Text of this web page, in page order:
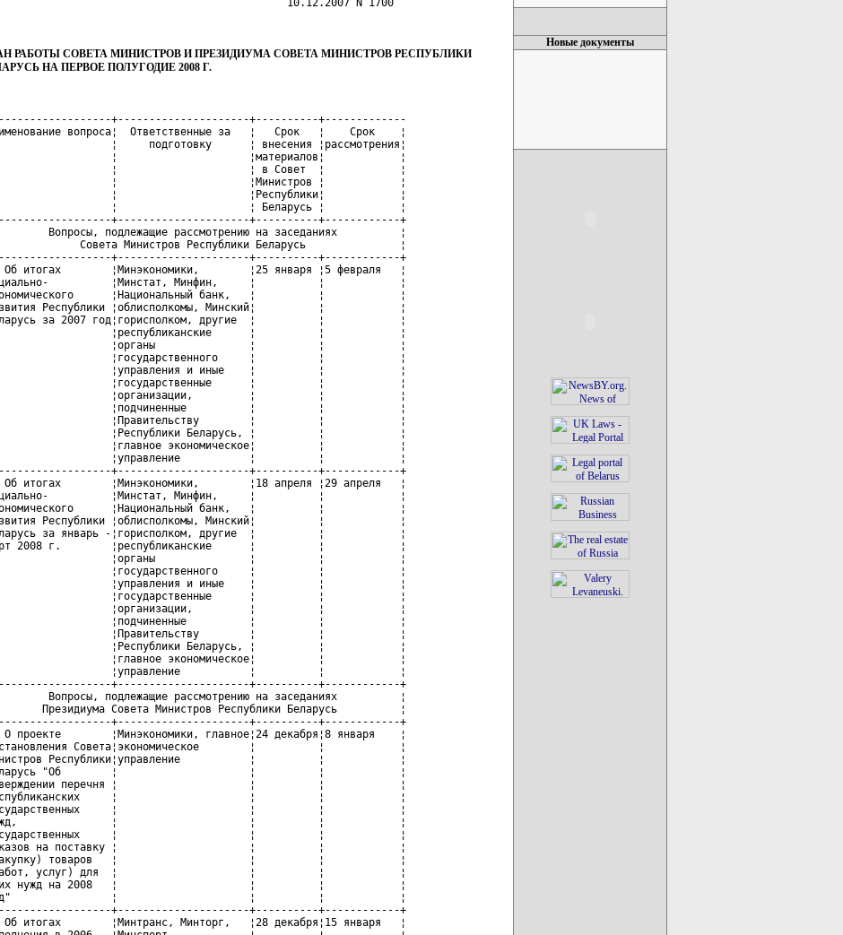
РАБОТЫ СОВЕТА МИНИСТРОВ И ПРЕЗИДИУМА СОВЕТА МИНИСТРОВ РЕСПУБЛИКИ
НА ПЕРВОЕ ПОЛУГОДИЕ 2008 Г.
¦ Беларусь ¦            ¦
+--------------------+---------------------+----------+------------+
¦          Вопросы, подлежащие рассмотрению на заседаниях          ¦
¦               Совета Министров Республики Беларусь               ¦
+--------------------+---------------------+----------+------------+
¦1. Об итогах        ¦Минэкономики,        ¦25 января ¦5 февраля   ¦
¦социально-          ¦Минстат, Минфин,     ¦          ¦            ¦
¦экономического      ¦Национальный банк,   ¦          ¦            ¦
¦развития Республики ¦облисполкомы, Минский¦          ¦            ¦
¦Беларусь за 2007 год¦горисполком, другие  ¦          ¦            ¦
¦                    ¦республиканские      ¦          ¦            ¦
¦                    ¦органы               ¦          ¦            ¦
¦                    ¦государственного     ¦          ¦            ¦
¦                    ¦управления и иные    ¦          ¦            ¦
¦                    ¦государственные      ¦          ¦            ¦
¦                    ¦организации,         ¦          ¦            ¦
¦                    ¦подчиненные          ¦          ¦            ¦
¦                    ¦Правительству        ¦          ¦            ¦
¦                    ¦Республики Беларусь, ¦          ¦            ¦
¦                    ¦главное экономическое¦          ¦            ¦
¦                    ¦управление           ¦          ¦            ¦
+--------------------+---------------------+----------+------------+
¦2. Об итогах        ¦Минэкономики,        ¦18 апреля ¦29 апреля   ¦
¦социально-          ¦Минстат, Минфин,     ¦          ¦            ¦
¦экономического      ¦Национальный банк,   ¦          ¦            ¦
¦развития Республики ¦облисполкомы, Минский¦          ¦            ¦
¦Беларусь за январь -¦горисполком, другие  ¦          ¦            ¦
¦март 2008 г.        ¦республиканские      ¦          ¦            ¦
¦                    ¦органы               ¦          ¦            ¦
¦                    ¦государственного     ¦          ¦            ¦
¦                    ¦управления и иные    ¦          ¦            ¦
¦                    ¦государственные      ¦          ¦            ¦
¦                    ¦организации,         ¦          ¦            ¦
¦                    ¦подчиненные          ¦          ¦            ¦
¦                    ¦Правительству        ¦          ¦            ¦
¦                    ¦Республики Беларусь, ¦          ¦            ¦
¦                    ¦главное экономическое¦          ¦            ¦
¦                    ¦управление           ¦          ¦            ¦
+--------------------+---------------------+----------+------------+
¦          Вопросы, подлежащие рассмотрению на заседаниях          ¦
¦         Президиума Совета Министров Республики Беларусь          ¦
+--------------------+---------------------+----------+------------+
¦3. О проекте        ¦Минэкономики, главное¦24 декабря¦8 января    ¦
¦постановления Совета¦экономическое        ¦          ¦            ¦
¦Министров Республики¦управление           ¦          ¦            ¦
¦Беларусь "Об        ¦                     ¦          ¦            ¦
¦утверждении перечня ¦                     ¦          ¦            ¦
¦республиканских     ¦                     ¦          ¦            ¦
¦государственных     ¦                     ¦          ¦            ¦
¦нужд,               ¦                     ¦          ¦            ¦
¦государственных     ¦                     ¦          ¦            ¦
¦заказов на поставку ¦                     ¦          ¦            ¦
¦(закупку) товаров   ¦                     ¦          ¦            ¦
¦(работ, услуг) для  ¦                     ¦          ¦            ¦
¦этих нужд на 2008   ¦                     ¦          ¦            ¦
¦год"                ¦                     ¦          ¦            ¦
+--------------------+---------------------+----------+------------+
¦4. Об итогах        ¦Минтранс, Минторг,   ¦28 декабря¦15 января   ¦
¦выполнения в 2006 - ¦Минспорт,            ¦          ¦            ¦
¦2007 годах Программы¦Госкомимущество,     ¦          ¦            ¦
¦"Дороги Беларуси" на¦Белкоопсоюз, концерн ¦          ¦            ¦
¦2006 - 2015 годы и  ¦"Белнефтехим",       ¦          ¦            ¦
¦Программы развития  ¦облисполкомы, Минский¦          ¦            ¦
¦внутренней торговли ¦горисполком,         ¦          ¦            ¦
¦Республики Беларусь ¦управление транспорта¦          ¦            ¦
¦на 2006 - 2010 годы ¦и связи, главное     ¦          ¦            ¦
¦в части развития    ¦управление           ¦          ¦            ¦
¦придорожного сервиса¦международного       ¦          ¦            ¦
¦и определения       ¦сотрудничества и     ¦          ¦            ¦
¦конкретных подходов ¦торговли             ¦          ¦            ¦
¦к его дальнейшему   ¦                     ¦          ¦            ¦
¦улучшению с учетом  ¦                     ¦          ¦            ¦
¦привлечения частного¦                     ¦          ¦            ¦
¦бизнеса             ¦                     ¦          ¦            ¦
+--------------------+---------------------+----------+------------+
¦5. О внесении       ¦Минстат, главное     ¦10 января ¦22 января   ¦
¦изменений и         ¦экономическое        ¦          ¦            ¦
¦дополнений в        ¦управление           ¦          ¦            ¦
¦постановление Совета¦                     ¦          ¦            ¦
¦Министров Республики¦                     ¦          ¦            ¦
¦Беларусь от 12      ¦                     ¦          ¦            ¦
¦октября 2005 г. N   ¦                     ¦          ¦            ¦
¦1129 "Об утверждении¦                     ¦          ¦            ¦
¦плана мероприятий по¦                     ¦          ¦            ¦
¦введению в          ¦                     ¦          ¦            ¦
¦экономическую и     ¦                     ¦          ¦            ¦
¦статистическую      ¦                     ¦          ¦            ¦
¦практику            ¦                     ¦          ¦            ¦
¦Общегосударственного¦                     ¦          ¦            ¦
¦классификатора видов¦                     ¦          ¦            ¦
¦экономической       ¦                     ¦          ¦            ¦
¦деятельности        ¦                     ¦          ¦            ¦
¦Республики Беларусь"¦                     ¦          ¦            ¦
+--------------------+---------------------+----------+------------+
¦6. Об итогах        ¦Минэкономики, главное¦15 января ¦29 января   ¦
¦выполнения в 2007   ¦экономическое        ¦          ¦            ¦
¦году плана          ¦управление           ¦          ¦            ¦
¦мероприятий по      ¦                     ¦          ¦            ¦
¦реализации Директивы¦                     ¦          ¦            ¦
¦Президента          ¦                     ¦          ¦            ¦
¦Республики Беларусь ¦                     ¦          ¦            ¦
¦от 14 июня 2007 г. N¦                     ¦          ¦            ¦
¦3 "Экономия и       ¦                     ¦          ¦            ¦
¦бережливость -      ¦                     ¦          ¦            ¦
¦главные факторы     ¦                     ¦          ¦            ¦
¦экономической       ¦                     ¦          ¦            ¦
¦безопасности        ¦                     ¦          ¦            ¦
¦государства"        ¦                     ¦          ¦            ¦
+--------------------+---------------------+----------+------------+
¦7. Об итогах        ¦Минжилкомхоз,        ¦22 января ¦12 февраля  ¦
¦выполнения в 2007   ¦Минстройархитектуры, ¦          ¦            ¦
¦году Государственной¦Минздрав, Минприроды,¦          ¦            ¦
¦программы по        ¦облисполкомы, Минский¦          ¦            ¦
¦водоснабжению и     ¦горисполком,         ¦          ¦            ¦
¦водоотведению       ¦управление           ¦          ¦            ¦
¦"Чистая вода" на    ¦строительства и      ¦          ¦            ¦
¦2006 - 2010 годы    ¦жилищно-коммунального¦          ¦            ¦
¦                    ¦хозяйства            ¦          ¦            ¦
+--------------------+---------------------+----------+------------+
¦8. О мероприятиях по¦Минэнерго,           ¦25 января ¦12 февраля  ¦
¦выполнению в 2008   ¦Госстандарт,         ¦          ¦            ¦
¦году Государственной¦Минэкономики, Минфин,¦          ¦            ¦
¦комплексной         ¦Минлесхоз,           ¦          ¦            ¦
¦программы           ¦Минжилкомхоз,        ¦          ¦            ¦
¦модернизации        ¦Минстройархитектуры, ¦          ¦            ¦
¦основных            ¦НАН Беларуси,        ¦          ¦            ¦
¦производственных    ¦облисполкомы, Минский¦          ¦            ¦
¦фондов Белорусской  ¦горисполком, главное ¦          ¦            ¦
¦энергетической      ¦управление           ¦          ¦            ¦
¦системы,            ¦промышленного и      ¦          ¦            ¦
¦энергосбережения и  ¦топливно-            ¦          ¦            ¦
¦увеличения доли     ¦энергетического      ¦          ¦            ¦
¦использования в     ¦комплексов           ¦          ¦            ¦
¦республике          ¦                     ¦          ¦            ¦
¦собственных         ¦                     ¦          ¦            ¦
¦топливно-           ¦                     ¦          ¦            ¦
¦энергетических      ¦                     ¦          ¦            ¦
¦ресурсов на период  ¦                     ¦          ¦
Новые документы